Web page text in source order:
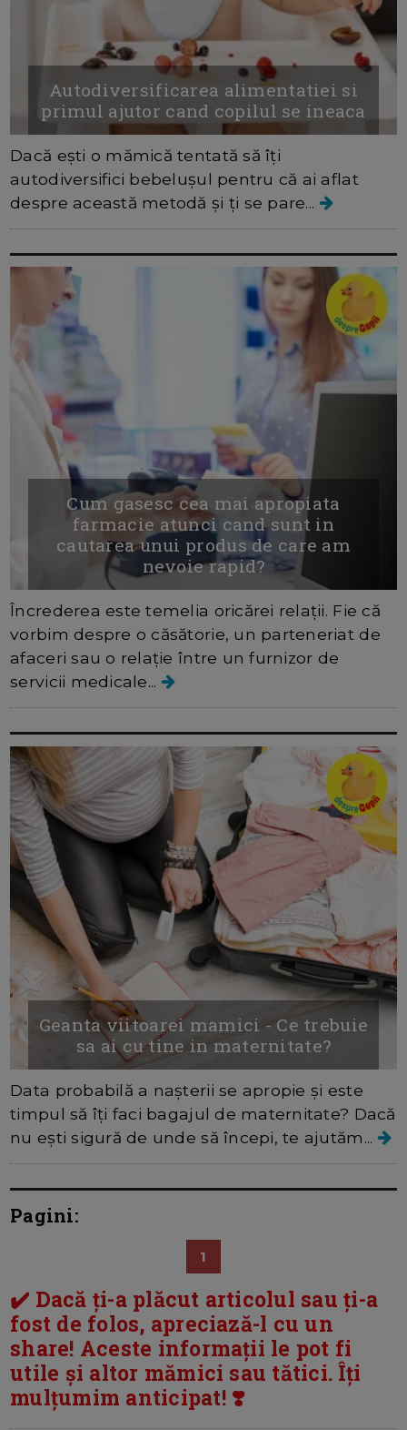
Autodiversificarea alimentatiei si
primul ajutor cand copilul se ineaca
Dacă ești o mămică tentată să îți
autodiversifici bebelușul pentru că ai aflat
despre această metodă și ți se pare...
Cum gasesc cea mai apropiata
farmacie atunci cand sunt in
cautarea unui produs de care am
nevoie rapid?
Încrederea este temelia oricărei relații. Fie că
vorbim despre o căsătorie, un parteneriat de
afaceri sau o relație între un furnizor de
servicii medicale...
Geanta viitoarei mamici - Ce trebuie
sa ai cu tine in maternitate?
Data probabilă a nașterii se apropie și este
timpul să îți faci bagajul de maternitate? Dacă
nu ești sigură de unde să începi, te ajutăm...
Pagini:
1
✔️ Dacă ți-a plăcut articolul sau ți-a
fost de folos, apreciază-l cu un
share! Aceste informații le pot fi
utile și altor mămici sau tătici. Îți
mulțumim anticipat! ❣️